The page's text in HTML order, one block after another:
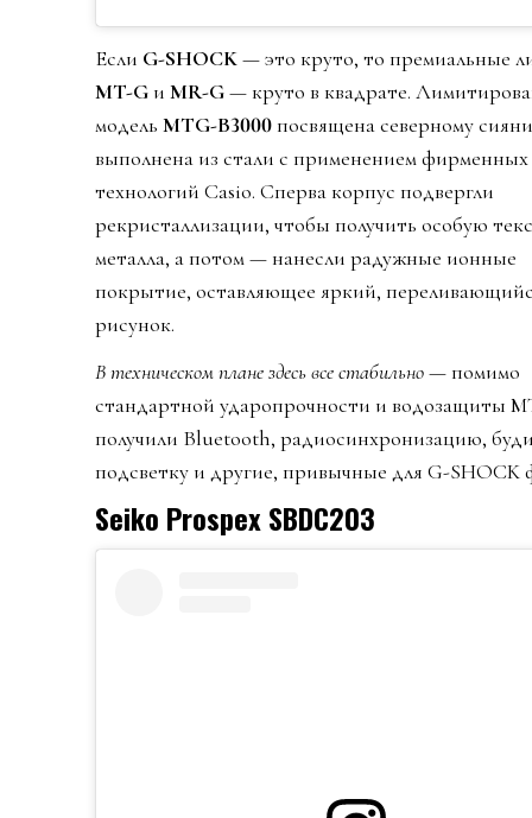
Если G-SHOCK— это круто, то премиальные
MT-G и MR-G— круто в квадрате.
модель MTG-B3000 посвящена северному
выполнена из стали с применением фирменных
технологий Casio. Сперва корпус подвергли
рекристаллизации, чтобы получить особую
металла, а потом — нанесли радужные ионные
покрытие, оставляющее яркий,
рисунок.
В техническом плане здесь все стабильно— помимо
стандартной ударопрочности и водозащиты
получили Bluetooth, радиосинхронизацию,
подсветку и другие, привычные для G-SHOCK
Seiko Prospex SBDC203